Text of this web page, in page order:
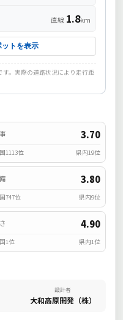
直線 1.8km
トを表示
。実際の道路状況により走行距
3.70
1113位 県内19位
3.80
747位 県内9位
4.90
1位 県内1位
設計者
大和高原開発（株）